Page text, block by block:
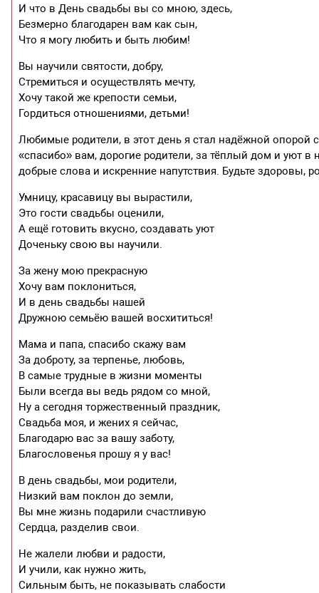
И что в День свадьбы вы со мною, здесь,
Безмерно благодарен вам как сын,
Что я могу любить и быть любим!
Вы научили святости, добру,
Стремиться и осуществлять мечту,
Хочу такой же крепости семьи,
Гордиться отношениями, детьми!
Любимые родители, в этот день я стал надёжной опорой
«спасибо» вам, дорогие родители, за тёплый дом и уют
добрые слова и искренние напутствия. Будьте здоровы,
Умницу, красавицу вы вырастили,
Это гости свадьбы оценили,
А ещё готовить вкусно, создавать уют
Доченьку свою вы научили.
За жену мою прекрасную
Хочу вам поклониться,
И в день свадьбы нашей
Дружною семьёю вашей восхититься!
Мама и папа, спасибо скажу вам
За доброту, за терпенье, любовь,
В самые трудные в жизни моменты
Были всегда вы ведь рядом со мной,
Ну а сегодня торжественный праздник,
Свадьба моя, и жених я сейчас,
Благодарю вас за вашу заботу,
Благословенья прошу я у вас!
В день свадьбы, мои родители,
Низкий вам поклон до земли,
Вы мне жизнь подарили счастливую
Сердца, разделив свои.
Не жалели любви и радости,
И учили, как нужно жить,
Сильным быть, не показывать слабости